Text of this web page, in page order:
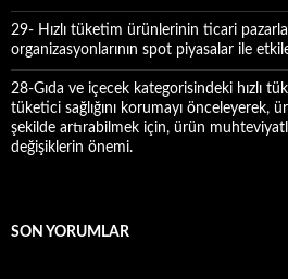
29- Hızlı tüketim ürünlerinin ticari
organizasyonlarının spot piyasalar ile
28-Gıda ve içecek kategorisindeki hızlı
tüketici sağlığını korumayı önceleyerek,
şekilde artırabilmek için, ürün
değişiklerin önemi.
SON YORUMLAR